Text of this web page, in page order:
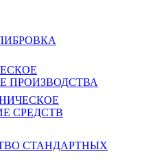
ПРОИЗВОДСТВА
СРЕДСТВ
СТАНДАРТНЫХ